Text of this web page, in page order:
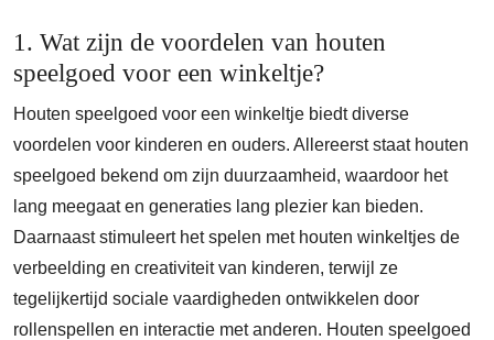
1. Wat zijn de voordelen van houten
speelgoed voor een winkeltje?
Houten speelgoed voor een winkeltje biedt diverse
voordelen voor kinderen en ouders. Allereerst staat houten
speelgoed bekend om zijn duurzaamheid, waardoor het
lang meegaat en generaties lang plezier kan bieden.
Daarnaast stimuleert het spelen met houten winkeltjes de
verbeelding en creativiteit van kinderen, terwijl ze
tegelijkertijd sociale vaardigheden ontwikkelen door
rollenspellen en interactie met anderen. Houten speelgoed